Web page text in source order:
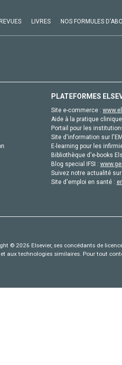
REVUES LIVRES NOS FORMULES
PLATEFORMES
Site e-commerce :
Aide à la pratique
Portail pour les
Site d'information sur
E-learning pour les
Bibliothèque d'e-books
Blog special IFSI :
Suivez notre actualité
Site d'emploi en santé :
© 2026 Elsevier, ses concédants de
aux technologies similaires. Pour tout